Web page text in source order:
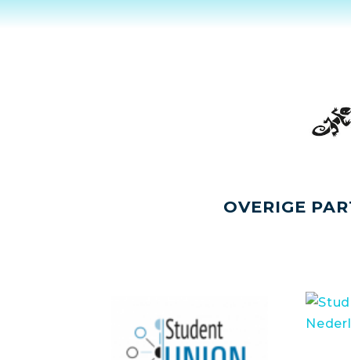
OVERIGE